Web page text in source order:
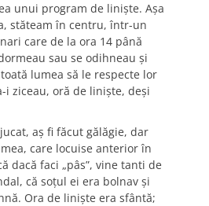
unui program de liniște. Așa
stăteam în centru, într-un
care de la ora 14 până
sau se odihneau și
lumea să le respecte lor
i ziceau, oră de liniște, deși
aș fi făcut gălăgie, dar
care locuise anterior în
dacă faci „pâs”, vine tanti de
că soțul ei era bolnav și
Ora de liniște era sfântă;